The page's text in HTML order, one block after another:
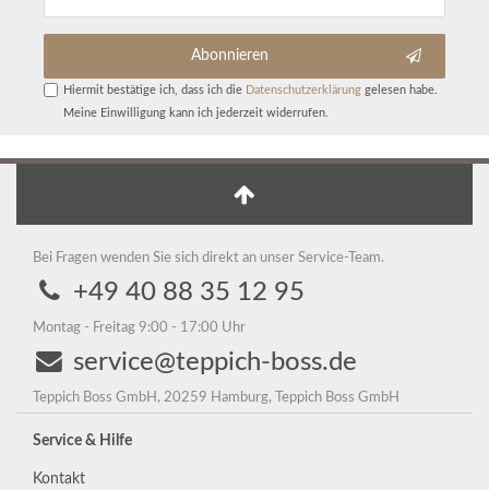
Abonnieren
Hiermit bestätige ich, dass ich die Daten­schutz­erklärunggelesen habe.
Meine Einwilligung kann ich jederzeit widerrufen.
Bei Fragen wenden Sie sich direkt an unser Service-Team.
+49 40 88 35 12 95
Montag - Freitag 9:00 - 17:00 Uhr
service@teppich-boss.de
Teppich Boss GmbH, 20259 Hamburg, Teppich Boss GmbH
Service & Hilfe
Kontakt